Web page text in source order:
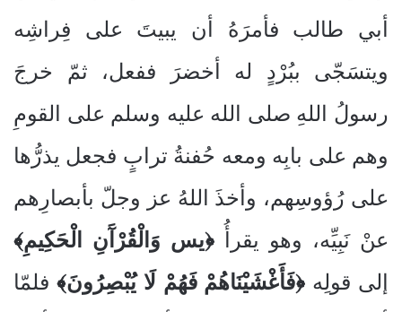
أبي طالب فأمرَهُ أن يبيتَ على فِراشِه
ويتسَجّى ببُرْدٍ له أخضرَ ففعل، ثمّ خرجَ
رسولُ اللهِ صلى الله عليه وسلم على القومِ
وهم على بابِه ومعه حُفنةُ ترابٍ فجعل يذرُّها
على رُؤوسِهم، وأخذَ اللهُ عز وجلّ بأبصارِهم
عنْ نَبِيِّه، وهو يقرأُ ﴿يس وَالْقُرْآَنِ الْحَكِيمِ﴾
إلى قولِه ﴿فَأَغْشَيْنَاهُمْ فَهُمْ لَا يُبْصِرُونَ﴾ فلمّا